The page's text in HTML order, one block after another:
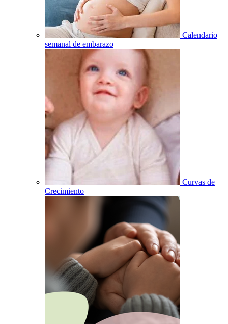
Calendario
semanal de embarazo
Curvas de
Crecimiento